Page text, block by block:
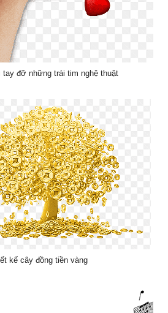
tay đỡ những trái tim nghệ thuật
kế cây đồng tiền vàng